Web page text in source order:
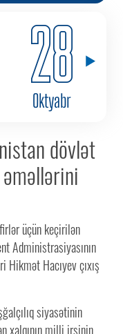
28
Oktyabr
dövlət
üçün keçirilən
Administrasiyasının
Hacıyev çıxış
siyasətinin
xalqının milli irsinin